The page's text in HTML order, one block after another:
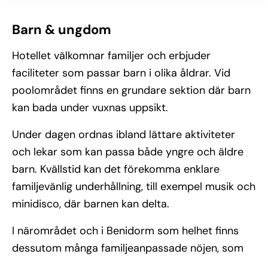
Barn & ungdom
Hotellet välkomnar familjer och erbjuder
faciliteter som passar barn i olika åldrar. Vid
poolområdet finns en grundare sektion där barn
kan bada under vuxnas uppsikt.
Under dagen ordnas ibland lättare aktiviteter
och lekar som kan passa både yngre och äldre
barn. Kvällstid kan det förekomma enklare
familjevänlig underhållning, till exempel musik och
minidisco, där barnen kan delta.
I närområdet och i Benidorm som helhet finns
dessutom många familjeanpassade nöjen, som